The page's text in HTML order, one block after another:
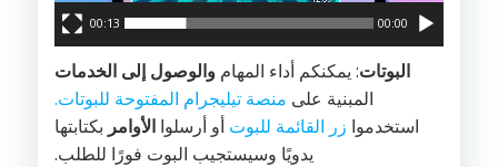
00:00
00:13
البوتات: يمكنكم أداء المهام والوصول إلى الخدمات
المبنية على منصة تيليجرام المفتوحة للبوتات.
استخدموا زر القائمة للبوت أو أرسلوا الأوامر بكتابتها
يدويًا وسيستجيب البوت فورًا للطلب.